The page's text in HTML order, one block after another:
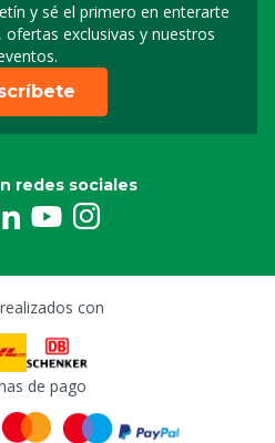
y sé el primero en enterarte
exclusivas y nuestros
Suscripción a nuestro
redes sociales
con
de pago